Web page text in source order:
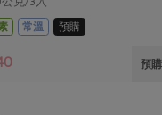
常溫 預購
預